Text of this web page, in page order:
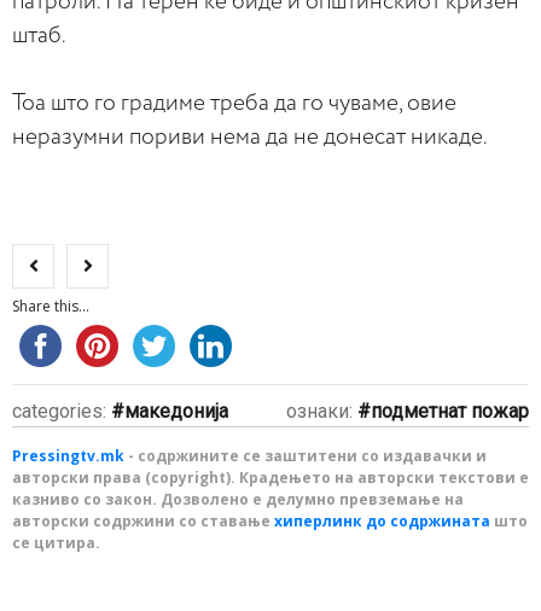
штаб.
Тоа што го градиме треба да го чуваме, овие
неразумни пориви нема да не донесат никаде.
Share this...
categories: македонија ознаки: подметнат пожар
Pressingtv.mk - содржините се заштитени со издавачки и
авторски права (copyright). Крадењето на авторски текстови е
казниво со закон. Дозволено е делумно превземање на
авторски содржини со ставање хиперлинк до содржината што
се цитира.